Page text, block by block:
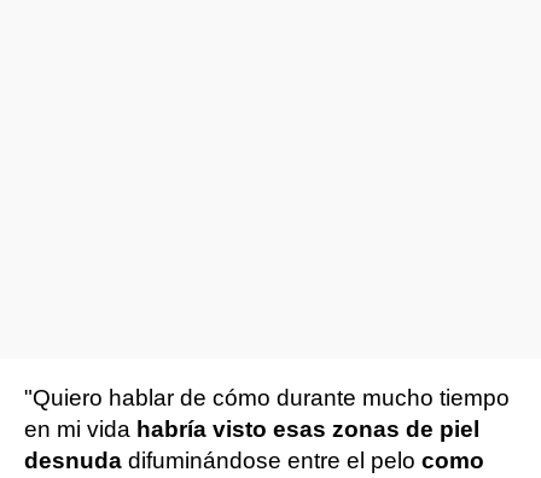
"Quiero hablar de cómo durante mucho tiempo
en mi vida habría visto esas zonas de piel
desnuda difuminándose entre el pelo como